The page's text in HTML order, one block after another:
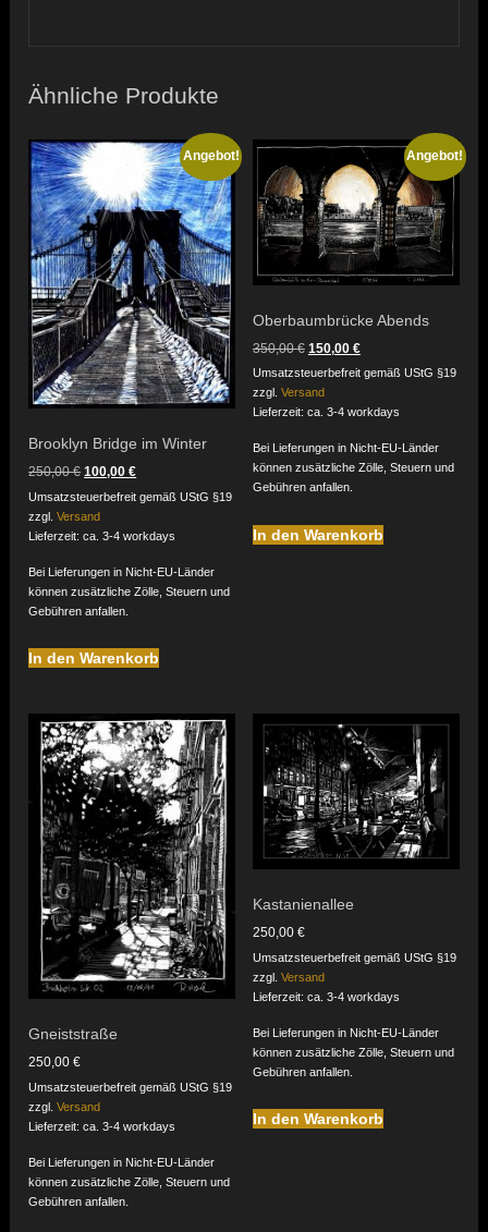
Ähnliche Produkte
Angebot!
Brooklyn Bridge im Winter
250,00€ Ursprünglicher
war:
250,00 €
100,00€Aktueller
ist:
Umsatzsteuerbefreit gemäß UStG §19
zzgl.Versand
Lieferzeit: ca. 3-4 workdays
Bei Lieferungen in Nicht-EU-Länder
können zusätzliche Zölle, Steuern und
Gebühren anfallen.
In den Warenkorb
Angebot!
Oberbaumbrücke Abends
350,00€ Ursprünglicher
war:
350,00 €
150,00 €Aktueller
ist:
Umsatzsteuerbefreit gemäß UStG §19
zzgl. Versand
Lieferzeit: ca. 3-4 workdays
Bei Lieferungen in Nicht-EU-Länder
können zusätzliche Zölle, Steuern und
Gebühren anfallen.
In den Warenkorb
Gneiststraße
250,00€
Umsatzsteuerbefreit gemäß UStG §19
zzgl.Versand
Lieferzeit: ca. 3-4 workdays
Bei Lieferungen in Nicht-EU-Länder
können zusätzliche Zölle, Steuern und
Gebühren anfallen.
Kastanienallee
250,00 €
Umsatzsteuerbefreit gemäß UStG §19
zzgl. Versand
Lieferzeit: ca. 3-4 workdays
Bei Lieferungen in Nicht-EU-Länder
können zusätzliche Zölle, Steuern und
Gebühren anfallen.
In den Warenkorb